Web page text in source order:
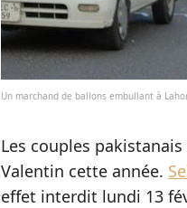
Un marchand de ballons embullant à
Les couples
Valentin cette année.
effet interdit lundi 13